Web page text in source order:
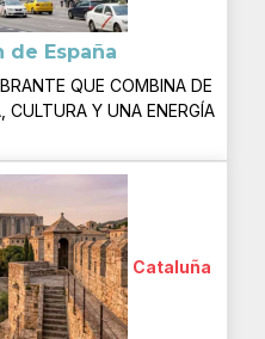
de España
QUE COMBINA DE
CULTURA Y UNA ENERGÍA
Cataluña